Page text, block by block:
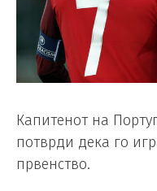
Капитенот на
потврди дека го
првенство.